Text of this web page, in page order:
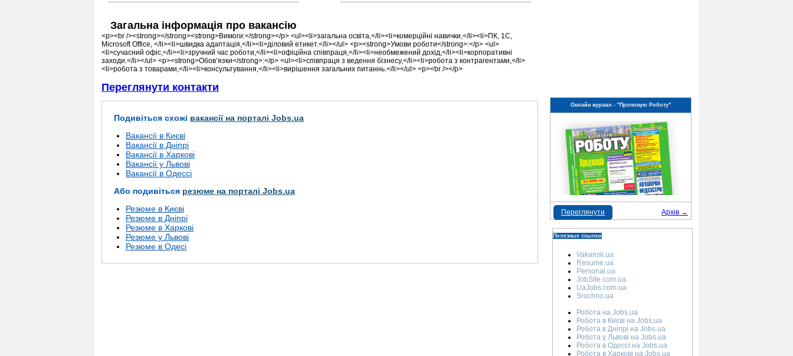
Загальна інформація про вакансію
<p><br /><strong></strong><strong>Вимоги:</strong></p> <ul><li>загальна освiта,</li><li>комерційнi навички,</li><li>ПК, 1С,
Microsoft Office, </li><li>швидка адаптація,</li><li>дiловий етикет.</li></ul> <p><strong>Умови роботи</strong>:</p> <ul>
<li>сучасний офiс,</li><li>зручний час роботи,</li><li>офiцiйна спiвпраця,</li><li>необмежений дохiд,</li><li>корпоративнi
заходи.</li></ul> <p><strong>Обов’язки</strong>:</p> <ul><li>спiвпраця з ведення бізнесу,</li><li>робота з контрагентами,</li>
<li>робота з товарами,</li><li>консультування,</li><li>вирiшення загальних питаннь.</li></ul> <p><br /></p>
Переглянути контакти
Подивіться схожі вакансії на порталі Jobs.ua
Вакансії в Києві
Вакансії в Дніпрі
Вакансії в Харкові
Вакансії у Львові
Вакансії в Одессі
Або подивіться резюме на порталі Jobs.ua
Резюме в Києві
Резюме в Дніпрі
Резюме в Харкові
Резюме у Львові
Резюме в Одесі
Онлайн журнал - "Пропоную Роботу"
Архів →
Переглянути
Полезные ссылки
Vakansii.ua
Resume.ua
Personal.ua
JobSite.com.ua
UaJobs.com.ua
Srochno.ua
Робота на Jobs.ua
Робота в Києві на Jobs.ua
Робота в Дніпрі на Jobs.ua
Робота у Львові на Jobs.ua
Робота в Одессі на Jobs.ua
Робота в Харкові на Jobs.ua